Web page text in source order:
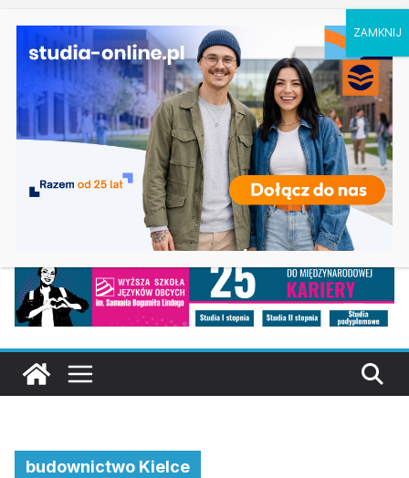
Ostatnie
wpisy:
Praca socjalna – Akademia Pedagogiki
Specjalnej w Warszawie
Studia pedagogiczne w Olsztynie
Zarządzanie w Gorzowie Wielkopolskim
Turystyka i rekreacja w Częstochowie
Energetyka w Koszalinie
budownictwo Kielce